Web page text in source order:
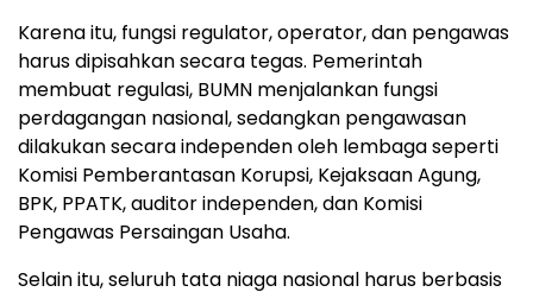
Karena itu, fungsi regulator, operator, dan pengawas
harus dipisahkan secara tegas. Pemerintah
membuat regulasi, BUMN menjalankan fungsi
perdagangan nasional, sedangkan pengawasan
dilakukan secara independen oleh lembaga seperti
Komisi Pemberantasan Korupsi, Kejaksaan Agung,
BPK, PPATK, auditor independen, dan Komisi
Pengawas Persaingan Usaha.
Selain itu, seluruh tata niaga nasional harus berbasis